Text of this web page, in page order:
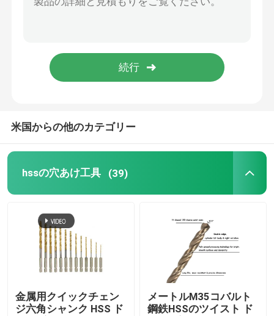
ダイヤモンドのコア・ビット
研摩用具
木工ルーター ビット
HSS機械蛇口
米国からの他のカテゴリー
hssの穴あけ工具 (39)
金属用クイックチェン
ジ六角シャンク HSS ド
メートルM35コバルト
鋼鉄HSSのツイスト ド